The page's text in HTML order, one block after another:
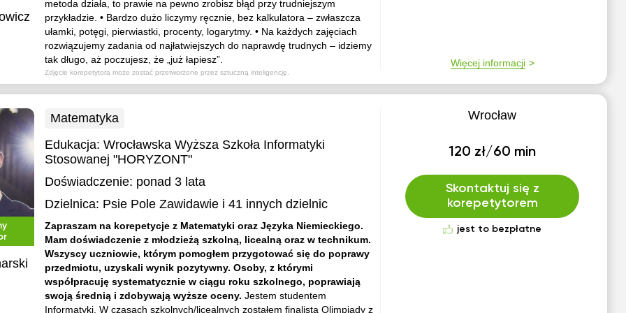
Zdjęcie korepetytora może zostać przetworzone przez sztuczną inteligencję.
metoda działa, to prawie na pewno zrobisz błąd przy trudniejszym
przykładzie. • Bardzo dużo liczymy ręcznie, bez kalkulatora – zwłaszcza
ułamki, potęgi, pierwiastki, procenty, logarytmy. • Na każdych zajęciach
rozwiązujemy zadania od najłatwiejszych do naprawdę trudnych – idziemy
tak długo, aż poczujesz, że „już łapiesz”.
Więcej informacji
Matematyka
Edukacja: Wrocławska Wyższa Szkoła Informatyki
Stosowanej "HORYZONT"
Doświadczenie: ponad 3 lata
Dzielnica: Psie Pole Zawidawiei 41 innych dzielnic
Zapraszam na korepetycje z Matematyki oraz Języka Niemieckiego.
Mam doświadczenie z młodzieżą szkolną, licealną oraz w technikum.
Wszyscy uczniowie, którym pomogłem przygotować się do poprawy
przedmiotu, uzyskali wynik pozytywny. Osoby, z którymi
współpracuję systematycznie w ciągu roku szkolnego, poprawiają
swoją średnią i zdobywają wyższe oceny. Jestem studentem
Informatyki. W czasach szkolnych/licealnych zostałem finalistą Olimpiady z
Wrocław
120 zł/60 min
Skontaktuj się z
korepetytorem
jest to bezpłatne